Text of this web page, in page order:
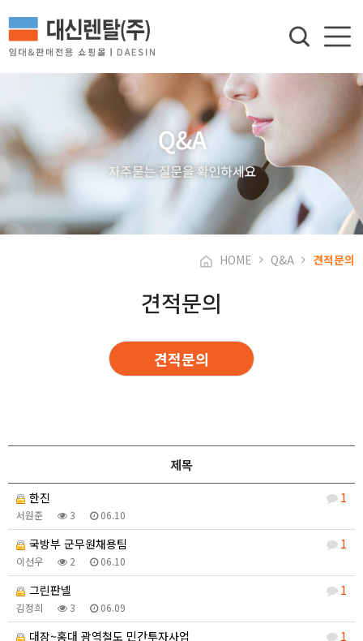
HOME Q&A 견적문의
견적문의
견적문의
제목
1
한진
서원준 3 06.10
1
국방부 군무원채용팀
이선우 2 06.10
1
그린판넬
김정희 3 06.09
1
대장~홍대 광역철도 민간투자사업